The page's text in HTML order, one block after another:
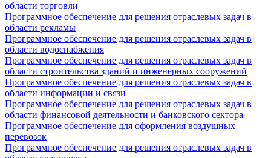
области торговли
Программное обеспечение для решения отраслевых задач в
области рекламы
Программное обеспечение для решения отраслевых задач в
области водоснабжения
Программное обеспечение для решения отраслевых задач в
области строительства зданий и инженерных сооружений
Программное обеспечение для решения отраслевых задач в
области информации и связи
Программное обеспечение для решения отраслевых задач в
области финансовой деятельности и банковского сектора
Программное обеспечение для оформления воздушных
перевозок
Программное обеспечение для решения отраслевых задач в